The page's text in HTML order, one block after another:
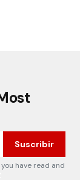
Suscribir
have read and